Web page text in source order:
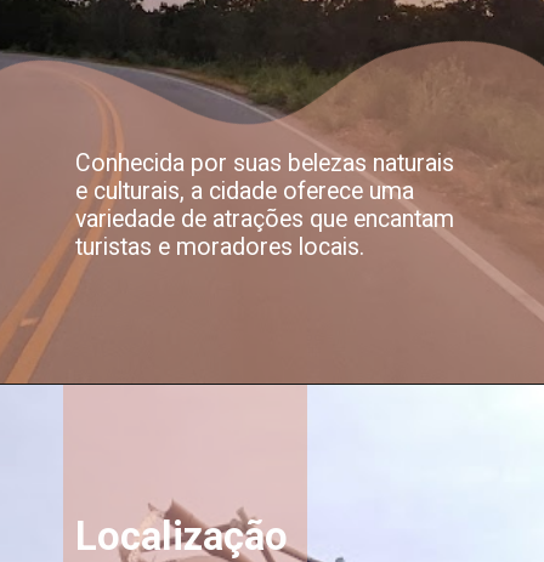
Conhecida por suas belezas naturais
e culturais, a cidade oferece uma
variedade de atrações que encantam
turistas e moradores locais.
Localização